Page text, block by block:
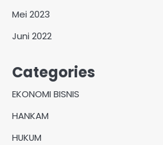
Mei 2023
Juni 2022
Categories
EKONOMI BISNIS
HANKAM
HUKUM